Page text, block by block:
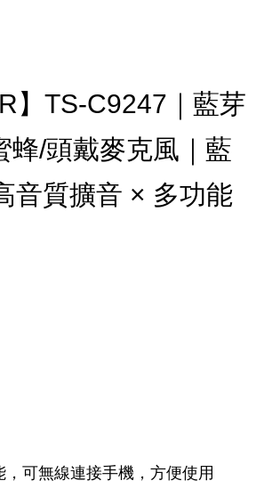
】TS-C9247｜藍芽
蜂/頭戴麥克風｜藍
音質擴音 × 多功能
，可無線連接手機，方便使用